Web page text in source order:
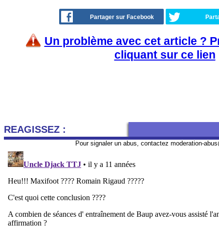
Partager sur Facebook
Un problème avec cet article ?
cliquant sur ce lien
REAGISSEZ :
Pour signaler un abus, contactez moderation-